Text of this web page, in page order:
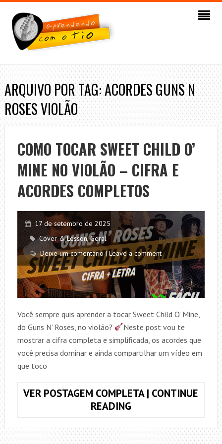
ARQUIVO POR TAG: ACORDES GUNS N
ROSES VIOLÃO
COMO TOCAR SWEET CHILD O’
MINE NO VIOLÃO – CIFRA E
ACORDES COMPLETOS
17 de setembro de 2025
Cover & Lesson,Geral
Deixe um comentário | Leave a comment
Você sempre quis aprender a tocar Sweet Child O’ Mine,
do Guns N’ Roses, no violão?
Neste post vou te
mostrar a cifra completa e simplificada, os acordes que
você precisa dominar e ainda compartilhar um vídeo em
que toco
VER POSTAGEM COMPLETA | CONTINUE
READINGCOMO
SWEET